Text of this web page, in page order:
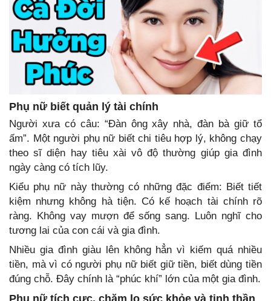
Phụ nữ biết quản lý tài chính
Người xưa có câu: “Đàn ông xây nhà, đàn bà giữ tổ
ấm”. Một người phụ nữ biết chi tiêu hợp lý, không chạy
theo sĩ diện hay tiêu xài vô độ thường giúp gia đình
ngày càng có tích lũy.
Kiểu phụ nữ này thường có những đặc điểm: Biết tiết
kiệm nhưng không hà tiện. Có kế hoạch tài chính rõ
ràng. Không vay mượn để sống sang. Luôn nghĩ cho
tương lai của con cái và gia đình.
Nhiều gia đình giàu lên không hẳn vì kiếm quá nhiều
tiền, mà vì có người phụ nữ biết giữ tiền, biết dùng tiền
đúng chỗ. Đây chính là “phúc khí” lớn của một gia đình.
Phụ nữ tích cực, chăm lo sức khỏe và tinh thần